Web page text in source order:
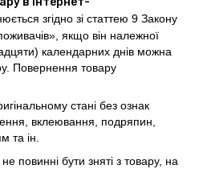
згідно зі статтею 9 Закону
якщо він належної
календарних днів можна
Повернення товару
стані без ознак
вклеювання, подряпин,
та ін.
не повинні бути зняті з товару, на